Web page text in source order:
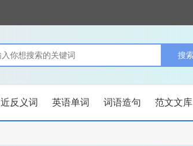
近反义词 英语单词 词语造句 范文文库